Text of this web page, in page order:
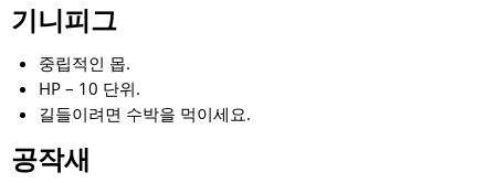
기니피그
중립적인 몹.
HP – 10 단위.
길들이려면 수박을 먹이세요.
공작새